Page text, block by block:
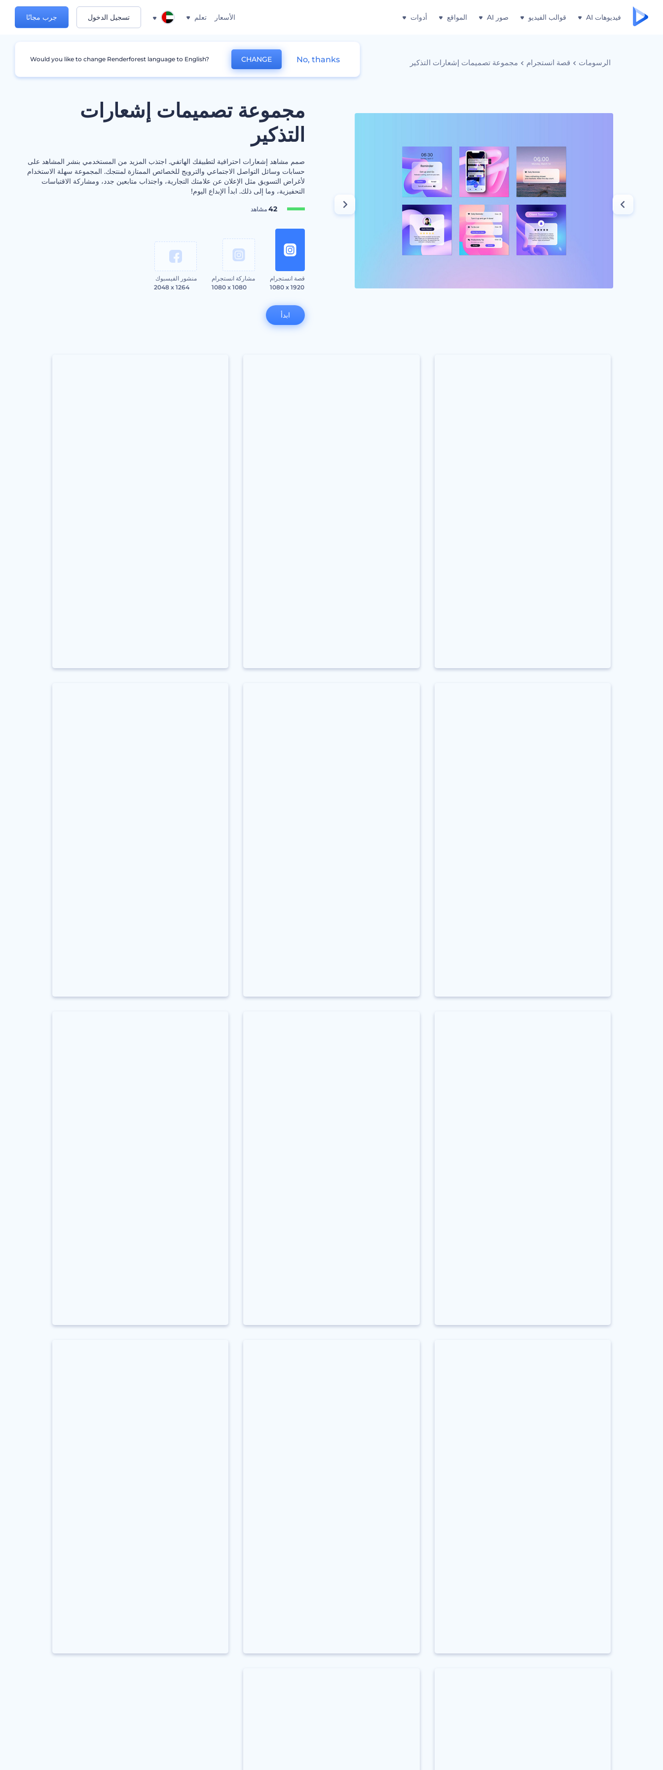
فيديوهات AI قوالب الفيديو صور AI المواقع أدوات الأسعار تعلم تسجيل الدخول جرب مجانًا
الرسومات قصة انستجرام مجموعة تصميمات إشعارات التذكير
مجموعة تصميمات إشعارات
التذكير
صمم مشاهد إشعارات احترافية لتطبيقك الهاتفي. اجتذب المزيد من المستخدمي بنشر المشاهد على
حسابات وسائل التواصل الاجتماعي والترويج للخصائص الممتازة لمنتجك. المجموعة سهلة الاستخدام
لأغراض التسويق مثل الإعلان عن علامتك التجارية، واجتذاب متابعين جدد، ومشاركة الاقتباسات
التحفيزية، وما إلى ذلك. ابدأ الإبداع اليوم!
42مشاهد
قصة انستجرام
1080 x 1920
مشاركة انستجرام
1080 x 1080
منشور الفيسبوك
2048 x 1264
ابدأ
Would you like to change Renderforest language to English? CHANGE No, thanks